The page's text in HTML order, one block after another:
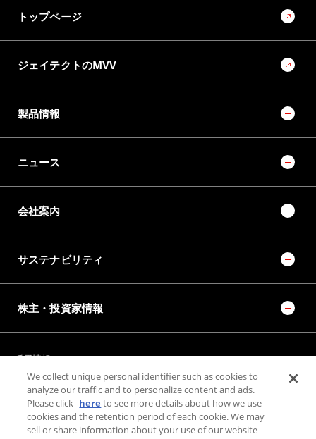
モノづくりとモノづくり設備でモビリティ社会の未来を創
トップページ
ジェイテクトのMVV
製品情報
ニュース
会社案内
サステナビリティ
株主・投資家情報
採用情報 JTEKT STORIES
JTEKT SPORTS
JTEKT ENGINEERING JOURNAL
施設紹介
お問い合わせ
We collect unique personal identifier such as cookies to
analyze our traffic and to personalize content and ads.
Please click here to see more details about how we use
cookies and the retention period of each cookie. We may
sell or share information about your use of our website